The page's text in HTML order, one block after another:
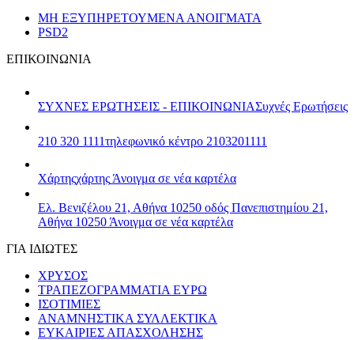
ΜΗ ΕΞΥΠΗΡΕΤΟΥΜΕΝΑ ΑΝΟΙΓΜΑΤΑ
PSD2
ΕΠΙΚΟΙΝΩΝΙΑ
ΣΥΧΝΕΣ ΕΡΩΤΗΣΕΙΣ - ΕΠΙΚΟΙΝΩΝΙΑΣυχνές Ερωτήσεις
210 320 1111τηλεφωνικό κέντρο 2103201111
Χάρτηςχάρτης Άνοιγμα σε νέα καρτέλα
Ελ. Βενιζέλου 21, Αθήνα 10250 οδός Πανεπιστημίου 21,
Αθήνα 10250 Άνοιγμα σε νέα καρτέλα
ΓΙΑ ΙΔΙΩΤΕΣ
ΧΡΥΣΟΣ
ΤΡΑΠΕΖΟΓΡΑΜΜΑΤΙΑ ΕΥΡΩ
ΙΣΟΤΙΜΙΕΣ
ΑΝΑΜΝΗΣΤΙΚΑ ΣΥΛΛΕΚΤΙΚΑ
ΕΥΚΑΙΡΙΕΣ ΑΠΑΣΧΟΛΗΣΗΣ